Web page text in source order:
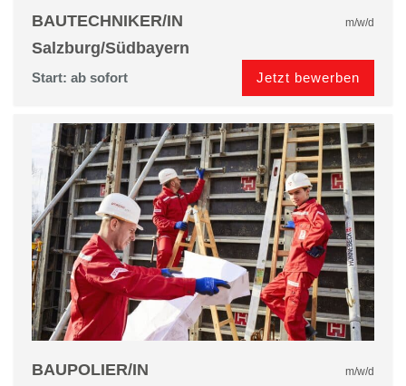
BAUTECHNIKER/IN m/w/d
Salzburg/Südbayern
Start: ab sofort Jetzt bewerben
BAUPOLIER/IN m/w/d